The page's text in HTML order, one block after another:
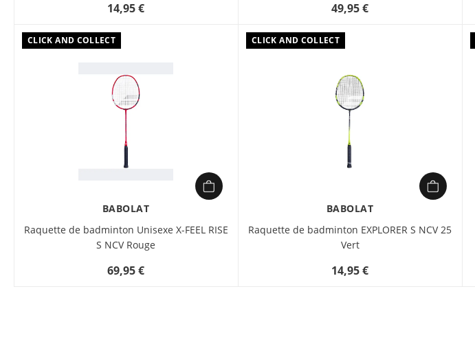
14,95 € 49,95 €
CLICK AND COLLECT
BABOLAT
Raquette de badminton Unisexe X-FEEL RISE
S NCV Rouge
69,95 €
CLICK AND COLLECT
BABOLAT
Raquette de badminton EXPLORER S NCV 25
Vert
14,95 €